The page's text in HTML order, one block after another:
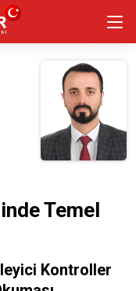
Temel
Kontroller